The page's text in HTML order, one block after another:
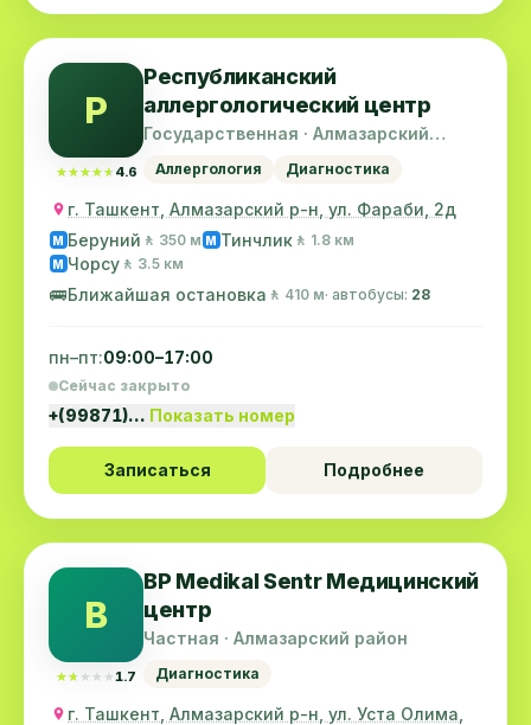
Р
★★★★★
★★★★★ 4.6
Республиканский
аллергологический центр
Государственная · Алмазарский
Аллергология Диагностика
г. Ташкент, Алмазарский р-н, ул. Фараби, 2д
M Беруний 🚶 350 м M Тинчлик 🚶 1.8 км
M Чорсу 🚶 3.5 км
🚌Ближайшая остановка 🚶 410 м· автобусы: 28
пн–пт:09:00–17:00
Сейчас закрыто
+(99871)… Показать номер
Записаться Подробнее
B
★★★★★
★★★★★1.7
BP Medikal Sentr Медицинский
центр
Частная · Алмазарский район
Диагностика
г. Ташкент, Алмазарский р-н, ул. Уста Олима,